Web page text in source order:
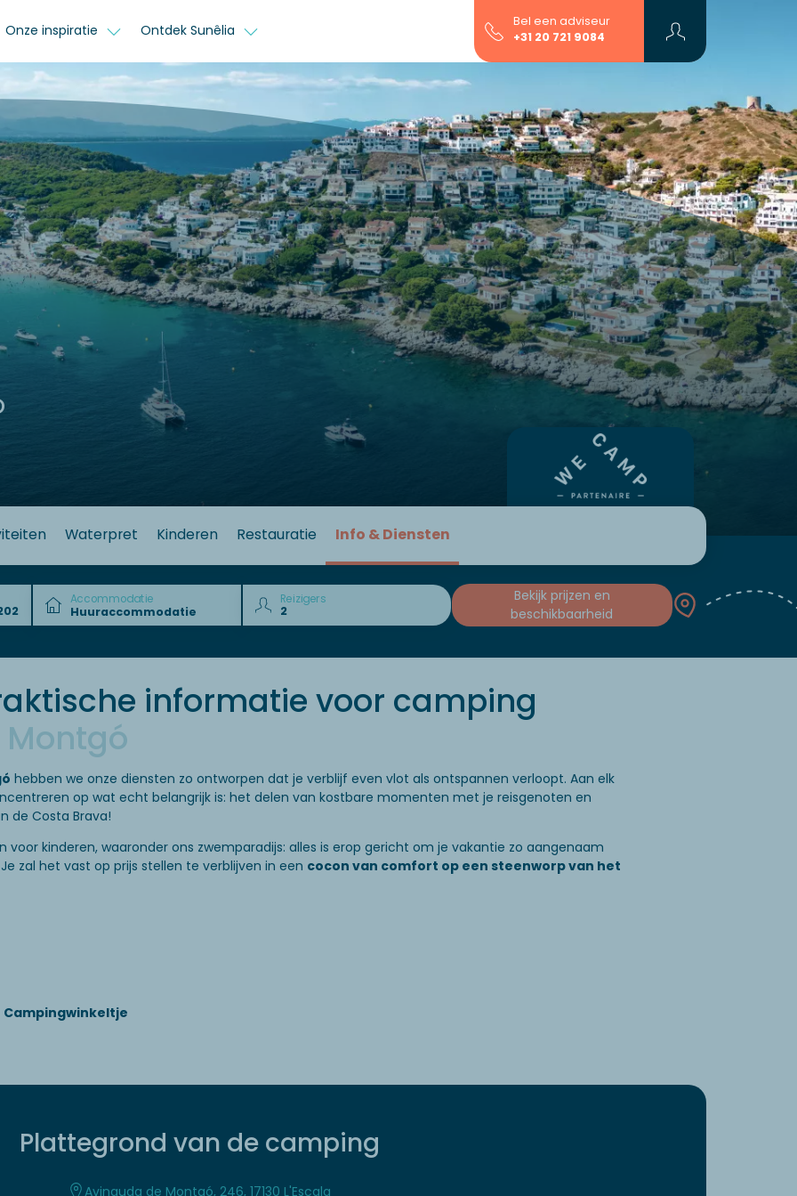
Onze inspiratie Ontdek Sunêlia
Bel een adviseur
+31 20 721 9084
Waterpret Kinderen Restauratie Info & Diensten
Accommodatie Reizigers
Bekijk prijzen en
beschikbaarheid
informatie voor camping
hebben we onze diensten zo ontworpen dat je verblijf even vlot als ontspannen verloopt. Aan elk
op wat echt belangrijk is: het delen van kostbare momenten met je reisgenoten en
de Costa Brava!
kinderen, waaronder ons zwemparadijs: alles is erop gericht om je vakantie zo aangenaam
zal het vast op prijs stellen te verblijven in een cocon van comfort op een steenworp van het
Campingwinkeltje
Plattegrond van de camping
Avinguda de Montgó, 246, 17130 L'Escala